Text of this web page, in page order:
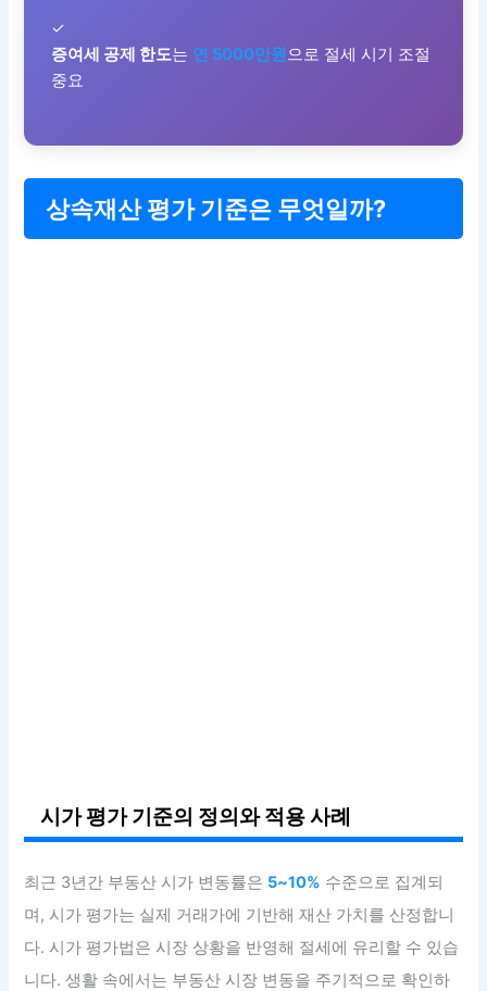
✓
증여세 공제 한도는 연 5000만원 으로 절세 시기 조절
중요
상속재산 평가 기준은 무엇일까?
시가 평가 기준의 정의와 적용 사례
최근 3년간 부동산 시가 변동률은 5~10% 수준으로 집계되
며, 시가 평가는 실제 거래가에 기반해 재산 가치를 산정합니
다. 시가 평가법은 시장 상황을 반영해 절세에 유리할 수 있습
니다. 생활 속에서는 부동산 시장 변동을 주기적으로 확인하